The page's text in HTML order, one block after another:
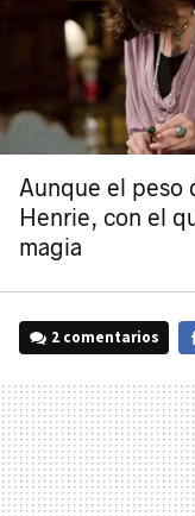
Aunque el peso
Henrie, con el
magia
2 comentarios